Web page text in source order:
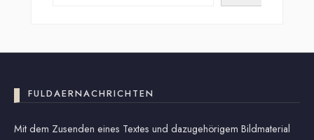
FULDAERNACHRICHTEN
Mit dem Zusenden eines Textes und dazugehörigem Bildmaterial